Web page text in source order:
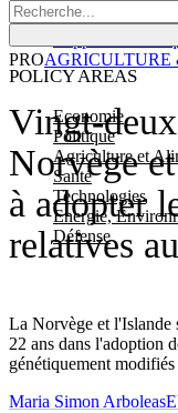
POLICY AREAS
Economie
Politique
Agriculture et
Santé
Technologies
Energie,
Défense
Vingt-
Norvège
à adopter
relatives
La Norvège et l'Islande
22 ans dans l'adoption
génétiquement
PRO
Maria Simon Arboleas